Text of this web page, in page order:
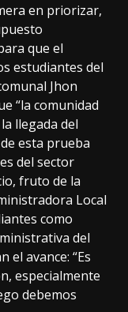
en priorizar,
que el
estudiantes del
Jhon
“la comunidad
llegada del
esta prueba
del sector
fruto de la
Local
como
del
avance: “Es
especialmente
debemos